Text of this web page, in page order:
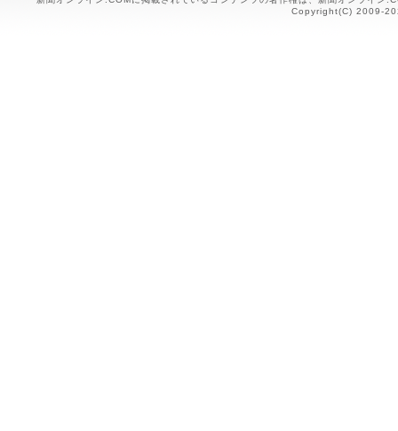
Copyright(C) 2009-